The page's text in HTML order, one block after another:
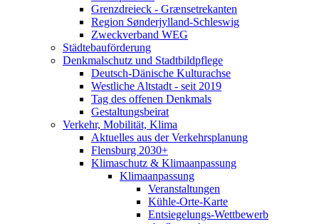
Grenzdreieck - Grænsetrekanten
Region Sønderjylland-Schleswig
Zweckverband WEG
Städtebauförderung
Denkmalschutz und Stadtbildpflege
Deutsch-Dänische Kulturachse
Westliche Altstadt - seit 2019
Tag des offenen Denkmals
Gestaltungsbeirat
Verkehr, Mobilität, Klima
Aktuelles aus der Verkehrsplanung
Flensburg 2030+
Klimaschutz & Klimaanpassung
Klimaanpassung
Veranstaltungen
Kühle-Orte-Karte
Entsiegelungs-Wettbewerb